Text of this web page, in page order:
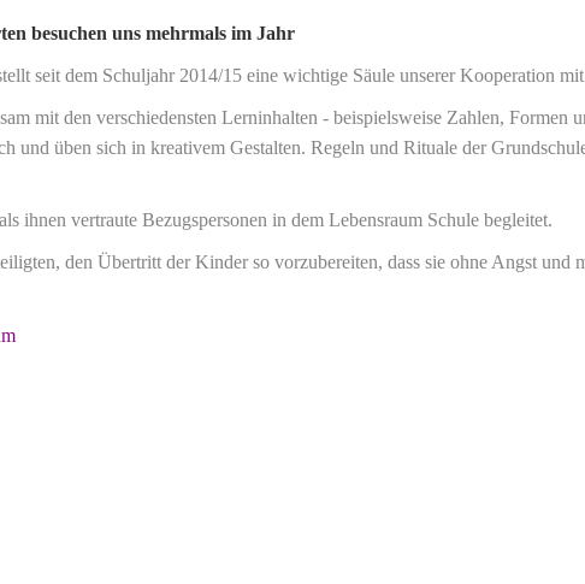
besuchen uns mehrmals im Jahr
seit dem Schuljahr 2014/15 eine wichtige Säule unserer Kooperation
mit den verschiedensten Lerninhalten - beispielsweise Zahlen, Formen
und üben sich in kreativem Gestalten. Regeln und Rituale der
ihnen vertraute Bezugspersonen in dem Lebensraum Schule begleitet.
den Übertritt der Kinder so vorzubereiten, dass sie ohne Angst und